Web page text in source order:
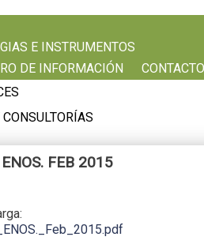
E INSTRUMENTOS
DE INFORMACIÓN
CONTACTO
FEB 2015